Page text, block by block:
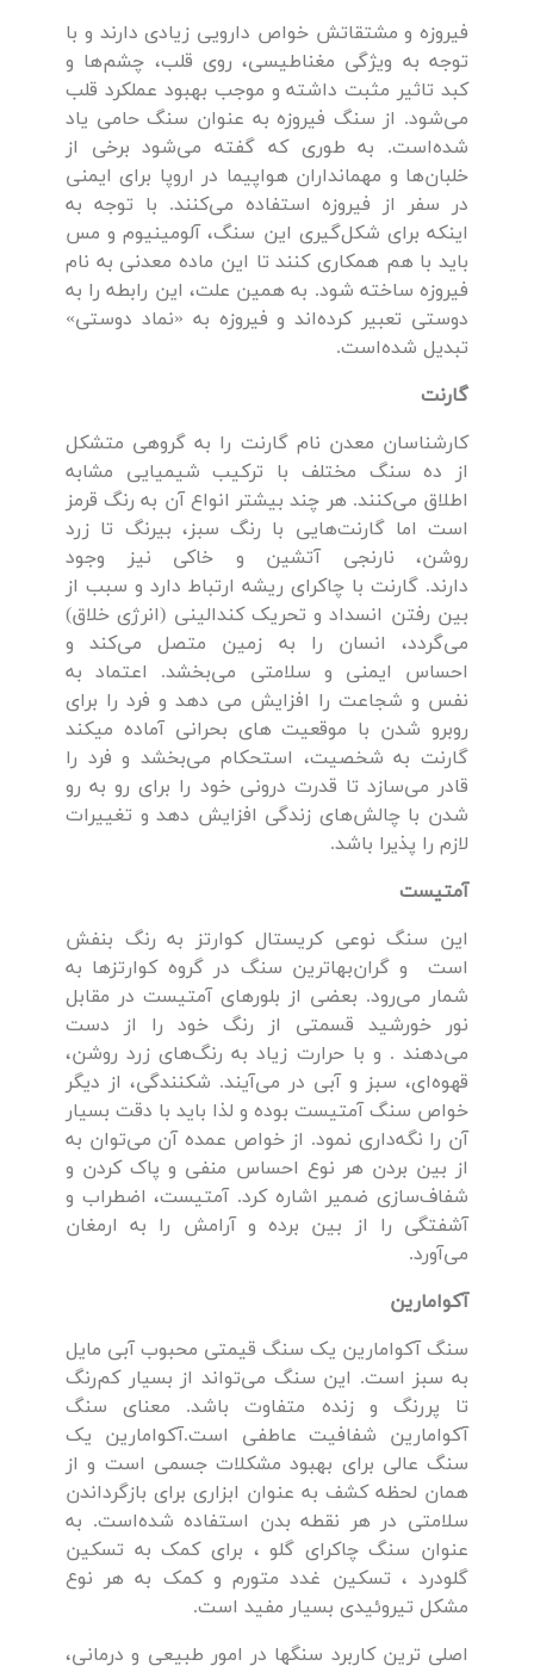
فیروزه و مشتقاتش خواص دارویی زیادی دارند و با
توجه به ویژگی مغناطیسی، روی قلب، چشم‌ها و
کبد تاثیر مثبت داشته و موجب بهبود عملکرد قلب
می‌شود. از سنگ فیروزه به عنوان سنگ حامی یاد
شده‌است. به طوری که گفته می‌شود برخی از
خلبان‌ها و مهمانداران هواپیما در اروپا برای ایمنی
در سفر از فیروزه استفاده می‌کنند. با توجه به
اینکه برای شکل‌گیری این سنگ، آلومینیوم و مس
باید با هم همکاری کنند تا این ماده معدنی به نام
فیروزه ساخته شود. به همین علت، این رابطه را به
دوستی تعبیر کرده‌اند و فیروزه به «نماد دوستی»
تبدیل شده‌است.
گارنت
کارشناسان معدن نام گارنت را به گروهی متشکل
از ده سنگ مختلف با ترکیب شیمیایی مشابه
اطلاق می‌کنند. هر چند بیشتر انواع آن به رنگ قرمز
است اما گارنت‌هایی با رنگ سبز، بیرنگ تا زرد
روشن، نارنجی آتشین و خاکی نیز وجود
دارند. گارنت با چاکرای ریشه ارتباط دارد و سبب از
بین رفتن انسداد و تحریک کندالینی (انرژی خلاق)
می‌گردد، انسان را به زمین متصل می‌کند و
احساس ایمنی و سلامتی می‌بخشد. اعتماد به
نفس و شجاعت را افزایش می دهد و فرد را برای
روبرو شدن با موقعیت های بحرانی آماده میکند
گارنت به شخصیت، استحکام می‌بخشد و فرد را
قادر می‌سازد تا قدرت درونی خود را برای رو به رو
شدن با چالش‌های زندگی افزایش دهد و تغییرات
لازم را پذیرا باشد.
آمتیست
این سنگ نوعی کریستال کوارتز به رنگ بنفش
است و گران‌بهاترین سنگ در گروه کوارتزها به
شمار می‌رود. بعضی از بلورهای آمتیست در مقابل
نور خورشید قسمتی از رنگ خود را از دست
می‌دهند . و با حرارت زیاد به رنگ‌های زرد روشن،
قهوه‌ای، سبز و آبی در می‌آیند. شکنندگی، از دیگر
خواص سنگ آمتيست بوده و لذا باید با دقت بسیار
آن را نگه‌داری نمود. از خواص عمده آن می‌توان به
از بین بردن هر نوع احساس منفی و پاک کردن و
شفاف‌سازی ضمیر اشاره کرد. آمتیست، اضطراب و
آشفتگی را از بین برده و آرامش را به ارمغان
می‌آورد.
آکوامارین
سنگ آکوامارین یک سنگ قیمتی محبوب آبی مایل
به سبز است. این سنگ می‌تواند از بسیار کم‌رنگ
تا پر‌رنگ و زنده متفاوت باشد. معنای سنگ
آکوامارین شفافیت عاطفی است.آکوامارین یک
سنگ عالی برای بهبود مشکلات جسمی است و از
همان لحظه کشف به عنوان ابزاری برای بازگرداندن
سلامتی در هر نقطه بدن استفاده شده‌است. به
عنوان سنگ چاکرای گلو ، برای کمک به تسکین
گلودرد ، تسکین غدد متورم و کمک به هر نوع
مشکل تیروئیدی بسیار مفید است.
اصلی ترین کاربرد سنگها در امور طبیعی و درمانی،